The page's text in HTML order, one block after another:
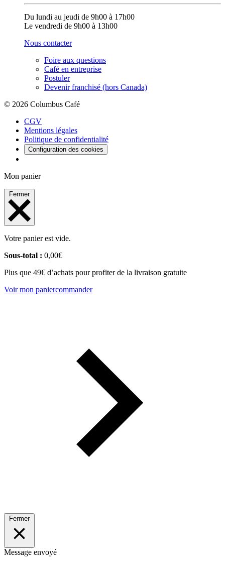
Du lundi au jeudi de 9h00 à 17h00
Le vendredi de 9h00 à 13h00
Nous contacter
Foire aux questions
Café en entreprise
Postuler
Devenir franchisé (hors Canada)
© 2026 Columbus Café
CGV
Mentions légales
Politique de confidentialité
Configuration des cookies
Mon panier
Fermer
Votre panier est vide.
Sous-total : 0,00€
Plus que 49€ d’achats pour profiter de la livraison gratuite
Voir mon paniercommander
Fermer
Message envoyé